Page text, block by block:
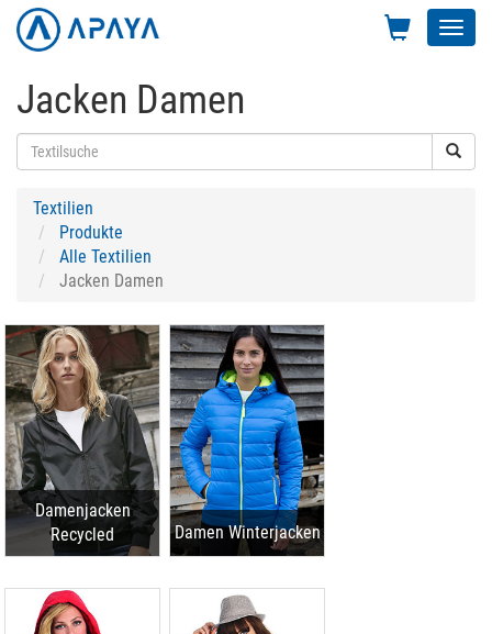
Jacken Damen
Textilien
Produkte
Alle Textilien
Jacken Damen
Damenjacken
Recycled
Damen Winterjacken